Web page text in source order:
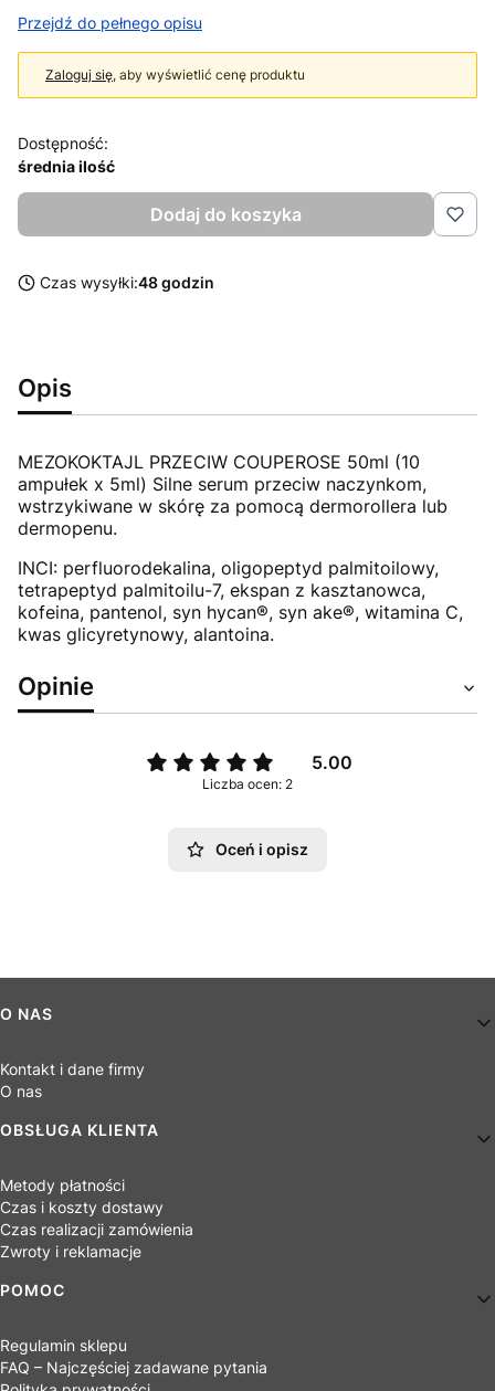
Przejdź do pełnego opisu
Zaloguj się, aby wyświetlić cenę produktu
Dostępność:
średnia ilość
Dodaj do koszyka
Czas wysyłki:48 godzin
Opis
MEZOKOKTAJL PRZECIW COUPEROSE 50ml (10
ampułek x 5ml) Silne serum przeciw naczynkom,
wstrzykiwane w skórę za pomocą dermorollera lub
dermopenu.
INCI: perfluorodekalina, oligopeptyd palmitoilowy,
tetrapeptyd palmitoilu-7, ekspan z kasztanowca,
kofeina, pantenol, syn hycan®, syn ake®, witamina C,
kwas glicyretynowy, alantoina.
Opinie
5.00
Liczba ocen: 2
Oceń i opisz
Linki w stopce
O NAS
Kontakt i dane firmy
O nas
OBSŁUGA KLIENTA
Metody płatności
Czas i koszty dostawy
Czas realizacji zamówienia
Zwroty i reklamacje
POMOC
Regulamin sklepu
FAQ – Najczęściej zadawane pytania